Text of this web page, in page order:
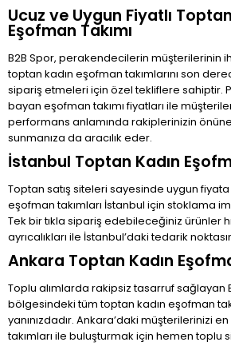
Ucuz ve Uygun Fiyatlı
Eşofman Takımı
B2B Spor, perakendecilerin müşterilerinin
toptan kadın eşofman takımlarını son
sipariş etmeleri için özel tekliflere sahiptir.
bayan eşofman takımı fiyatları ile
performans anlamında rakiplerinizin
sunmanıza da aracılık eder.
İstanbul Toptan Kadın
Toptan satış siteleri sayesinde uygun fiyata
eşofman takımları İstanbul için stoklama
Tek bir tıkla sipariş edebileceğiniz ürünler
ayrıcalıkları ile İstanbul’daki tedarik
Ankara Toptan Kadın
Toplu alımlarda rakipsiz tasarruf sağlayan
bölgesindeki tüm toptan kadın eşofman
yanınızdadır. Ankara’daki müşterilerinizi
takımları ile buluşturmak için hemen toplu